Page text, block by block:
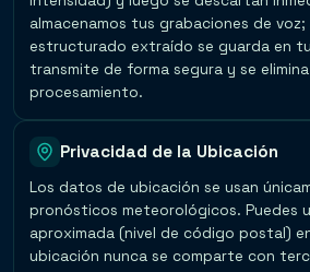
almacenamos tus grabaciones de
estructurado extraído se guarda en
transmite de forma segura y se
procesamiento.
Privacidad de la Ubicación
Los datos de ubicación se usan
pronósticos meteorológicos. Puedes
aproximada (nivel de código postal)
ubicación nunca se comparte con